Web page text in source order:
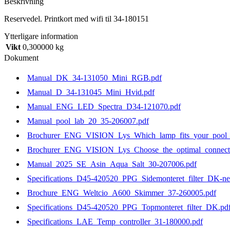
mängd
Reservedel. Printkort med wifi til 34-180151
Ytterligare information
Vikt 0,300000 kg
Dokument
Manual_DK_34-131050_Mini_RGB.pdf
Manual_D_34-131045_Mini_Hvid.pdf
Manual_ENG_LED_Spectra_D34-121070.pdf
Manual_pool_lab_20_35-206007.pdf
Manual_2025_SE_Asin_Aqua_Salt_30-207006.pdf
Specifications_D45-420520_PPG_Sidemonteret_filter_DK-
Brochure_ENG_Weltcio_A600_Skimmer_37-260005.pdf
Specifications_D45-
Specifications_LAE_Temp_controller_31-180000.pdf